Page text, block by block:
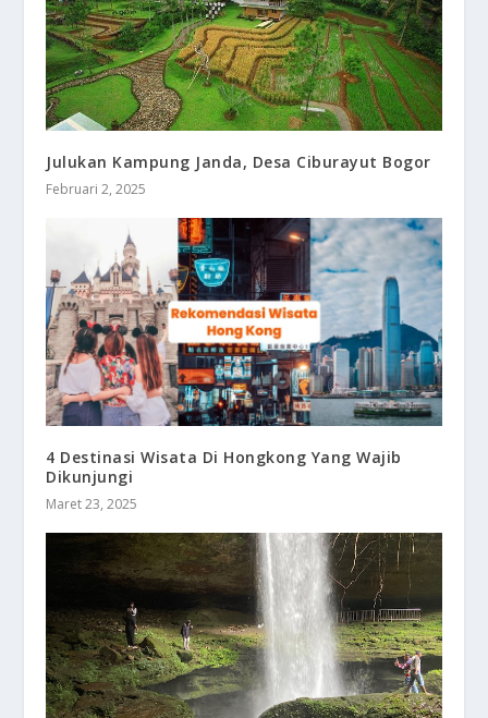
Julukan Kampung Janda, Desa Ciburayut Bogor
Februari 2, 2025
4 Destinasi Wisata Di Hongkong Yang Wajib
Dikunjungi
Maret 23, 2025